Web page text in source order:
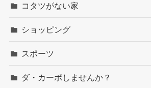
コタツがない家
ショッピング
スポーツ
ダ・カーポしませんか？